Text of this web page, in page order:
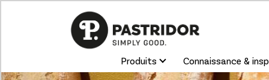
Produits Connaissance &